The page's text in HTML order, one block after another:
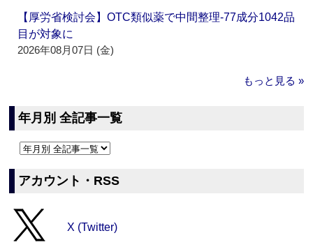
【厚労省検討会】OTC類似薬で中間整理‐77成分1042品
目が対象に
2026年08月07日 (金)
もっと見る »
年月別 全記事一覧
アカウント・RSS
X (Twitter)